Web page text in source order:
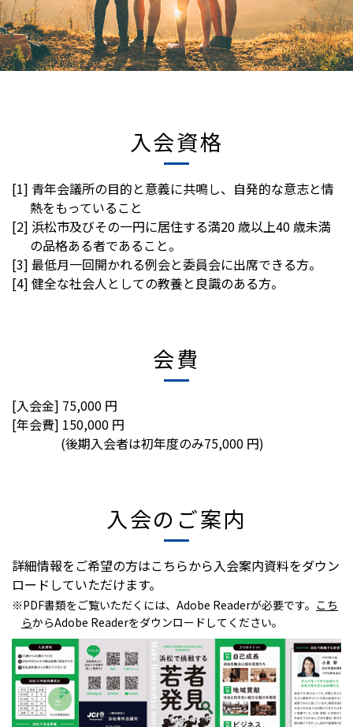
入会資格
[1] 青年会議所の目的と意義に共鳴し、自発的な意志と情
熱をもっていること
[2] 浜松市及びその一円に居住する満20 歳以上40 歳未満
の品格ある者であること。
[3] 最低月一回開かれる例会と委員会に出席できる方。
[4] 健全な社会人としての教養と良識のある方。
会費
[入会金] 75,000 円
[年会費] 150,000 円
(後期入会者は初年度のみ75,000 円)
入会のご案内
詳細情報をご希望の方はこちらから入会案内資料をダウン
ロードしていただけます。
※PDF書類をご覧いただくには、Adobe Readerが必要です。 こち
らからAdobe Readerをダウンロードしてください。